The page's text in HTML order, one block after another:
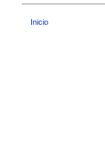
Inicio